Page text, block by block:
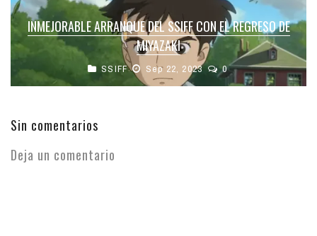
INMEJORABLE ARRANQUE DEL SSIFF CON EL REGRESO DE
MIYAZAKI
SSIFF Sep 22, 2023 0
Sin comentarios
Deja un comentario